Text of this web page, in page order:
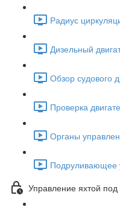
Радиус
Дизельный
Обзор судового
Проверка
Органы
Подруливающее
Управление яхтой